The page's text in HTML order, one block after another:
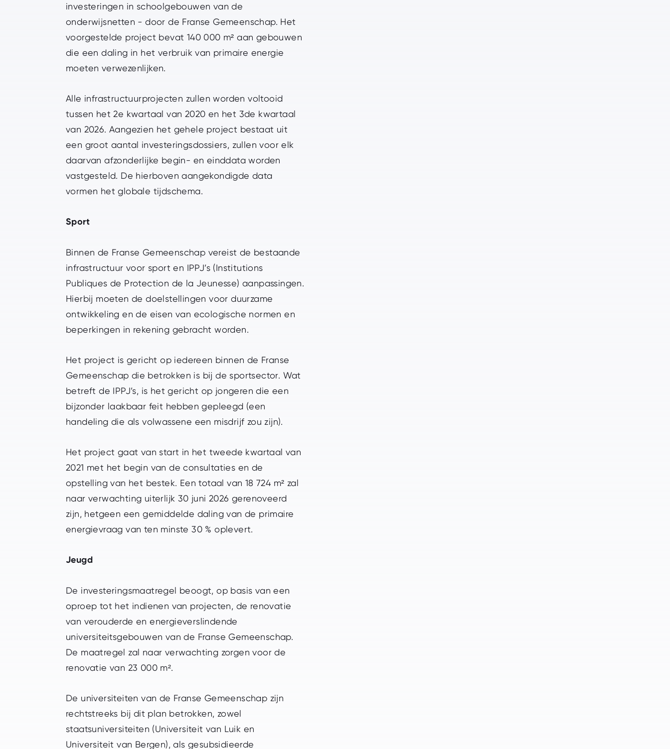
investeringen in schoolgebouwen van de
onderwijsnetten - door de Franse Gemeenschap. Het
voorgestelde project bevat 140 000 m² aan gebouwen
die een daling in het verbruik van primaire energie
moeten verwezenlijken.
Alle infrastructuurprojecten zullen worden voltooid
tussen het 2e kwartaal van 2020 en het 3de kwartaal
van 2026. Aangezien het gehele project bestaat uit
een groot aantal investeringsdossiers, zullen voor elk
daarvan afzonderlijke begin- en einddata worden
vastgesteld. De hierboven aangekondigde data
vormen het globale tijdschema.
Sport
Binnen de Franse Gemeenschap vereist de bestaande
infrastructuur voor sport en IPPJ’s (Institutions
Publiques de Protection de la Jeunesse) aanpassingen.
Hierbij moeten de doelstellingen voor duurzame
ontwikkeling en de eisen van ecologische normen en
beperkingen in rekening gebracht worden.
Het project is gericht op iedereen binnen de Franse
Gemeenschap die betrokken is bij de sportsector. Wat
betreft de IPPJ’s, is het gericht op jongeren die een
bijzonder laakbaar feit hebben gepleegd (een
handeling die als volwassene een misdrijf zou zijn).
Het project gaat van start in het tweede kwartaal van
2021 met het begin van de consultaties en de
opstelling van het bestek. Een totaal van 18 724 m² zal
naar verwachting uiterlijk 30 juni 2026 gerenoveerd
zijn, hetgeen een gemiddelde daling van de primaire
energievraag van ten minste 30 % oplevert.
Jeugd
De investeringsmaatregel beoogt, op basis van een
oproep tot het indienen van projecten, de renovatie
van verouderde en energieverslindende
universiteitsgebouwen van de Franse Gemeenschap.
De maatregel zal naar verwachting zorgen voor de
renovatie van 23 000 m².
De universiteiten van de Franse Gemeenschap zijn
rechtstreeks bij dit plan betrokken, zowel
staatsuniversiteiten (Universiteit van Luik en
Universiteit van Bergen), als gesubsidieerde